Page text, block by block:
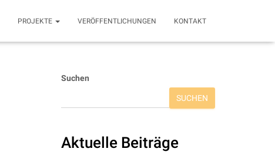
PROJEKTE VERÖFFENTLICHUNGEN KONTAKT
Suchen
SUCHEN
Aktuelle Beiträge